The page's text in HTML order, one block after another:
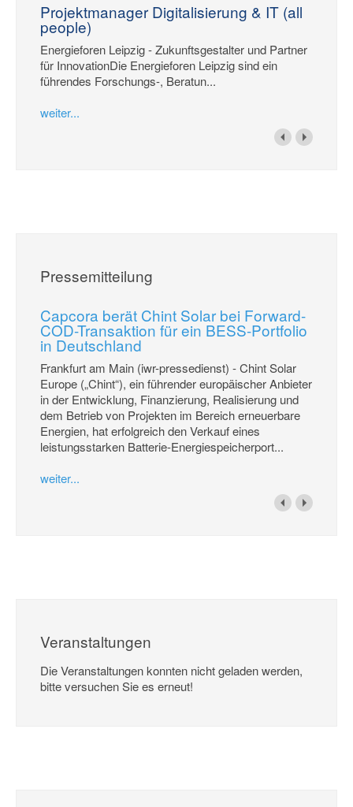
Projektmanager Digitalisierung & IT (all
people)
Energieforen Leipzig - Zukunftsgestalter und Partner
für InnovationDie Energieforen Leipzig sind ein
führendes Forschungs-, Beratun...
weiter...
Pressemitteilung
Capcora berät Chint Solar bei Forward-
COD-Transaktion für ein BESS-Portfolio
in Deutschland
Frankfurt am Main (iwr-pressedienst) - Chint Solar
Europe („Chint“), ein führender europäischer Anbieter
in der Entwicklung, Finanzierung, Realisierung und
dem Betrieb von Projekten im Bereich erneuerbare
Energien, hat erfolgreich den Verkauf eines
leistungsstarken Batterie-Energiespeicherport...
weiter...
Veranstaltungen
Die Veranstaltungen konnten nicht geladen werden,
bitte versuchen Sie es erneut!